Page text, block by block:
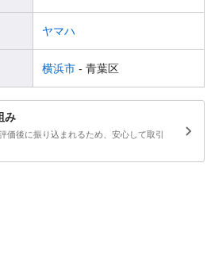
ヤマハ
横浜市 - 青葉区
み
価後に振り込まれるため、安心して取引